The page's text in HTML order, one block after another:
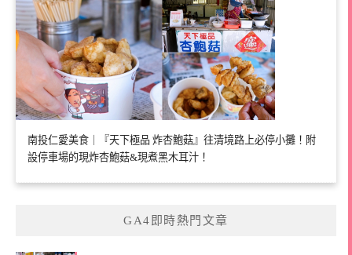
南投仁愛美食｜『天下極品 炸杏鮑菇』往清境路上必停小攤！附
設停車場的現炸杏鮑菇&現煮黑木耳汁！
GA4即時熱門文章